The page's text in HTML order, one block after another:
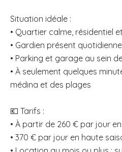
Situation idéale :
• Quartier calme, résidentiel
• Gardien présent
• Parking et garage au sein
• À seulement quelques
médina et des plages
💶 Tarifs :
• À partir de 260 € par jour
• 370 € par jour en haute